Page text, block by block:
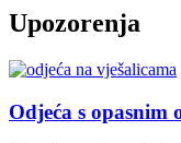
Upozorenja
Odjeća s